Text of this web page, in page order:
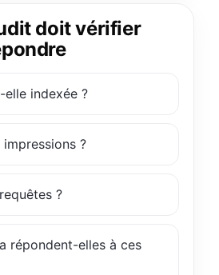
doit vérifier
elle indexée ?
?
?
répondent-elles à ces